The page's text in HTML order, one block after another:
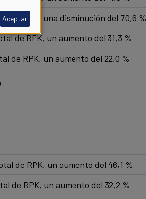
de RPK, una disminución del 70,6 %
de RPK, un aumento del 31,3 %
de RPK, un aumento del 22,0 %
de RPK, un aumento del 46,1 %
de RPK, un aumento del 32,2 %
Aceptar